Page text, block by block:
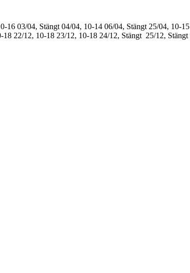
16 03/04, Stängt 04/04, 10-14 06/04, Stängt 25/04, 10-15
18 22/12, 10-18 23/12, 10-18 24/12, Stängt 25/12, Stängt